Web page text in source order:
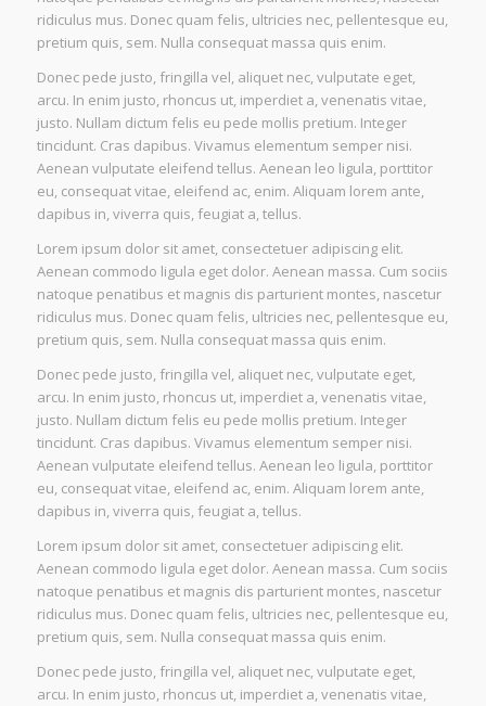
ridiculus mus. Donec quam felis, ultricies nec, pellentesque eu,
pretium quis, sem. Nulla consequat massa quis enim.
Donec pede justo, fringilla vel, aliquet nec, vulputate eget,
arcu. In enim justo, rhoncus ut, imperdiet a, venenatis vitae,
justo. Nullam dictum felis eu pede mollis pretium. Integer
tincidunt. Cras dapibus. Vivamus elementum semper nisi.
Aenean vulputate eleifend tellus. Aenean leo ligula, porttitor
eu, consequat vitae, eleifend ac, enim. Aliquam lorem ante,
dapibus in, viverra quis, feugiat a, tellus.
Lorem ipsum dolor sit amet, consectetuer adipiscing elit.
Aenean commodo ligula eget dolor. Aenean massa. Cum sociis
natoque penatibus et magnis dis parturient montes, nascetur
ridiculus mus. Donec quam felis, ultricies nec, pellentesque eu,
pretium quis, sem. Nulla consequat massa quis enim.
Donec pede justo, fringilla vel, aliquet nec, vulputate eget,
arcu. In enim justo, rhoncus ut, imperdiet a, venenatis vitae,
justo. Nullam dictum felis eu pede mollis pretium. Integer
tincidunt. Cras dapibus. Vivamus elementum semper nisi.
Aenean vulputate eleifend tellus. Aenean leo ligula, porttitor
eu, consequat vitae, eleifend ac, enim. Aliquam lorem ante,
dapibus in, viverra quis, feugiat a, tellus.
Lorem ipsum dolor sit amet, consectetuer adipiscing elit.
Aenean commodo ligula eget dolor. Aenean massa. Cum sociis
natoque penatibus et magnis dis parturient montes, nascetur
ridiculus mus. Donec quam felis, ultricies nec, pellentesque eu,
pretium quis, sem. Nulla consequat massa quis enim.
Donec pede justo, fringilla vel, aliquet nec, vulputate eget,
arcu. In enim justo, rhoncus ut, imperdiet a, venenatis vitae,